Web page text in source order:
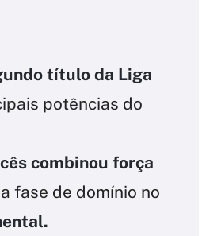
título da Liga
potências do
combinou força
fase de domínio no